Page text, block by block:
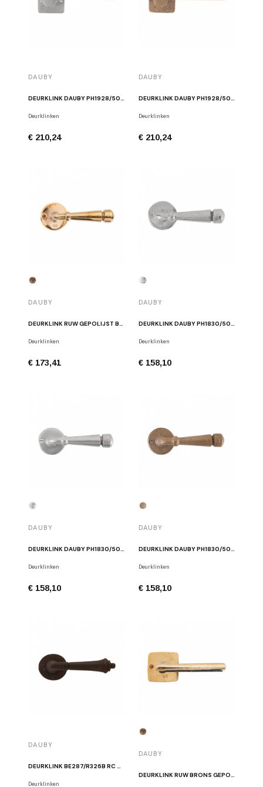
DAUBY
DEURKLINK DAUBY PH1928/50Q MAT WIT BRONS
Deurklinken
€ 210,24
DAUBY
DEURKLINK DAUBY PH1928/50Q RUW BRONS
Deurklinken
€ 210,24
DAUBY
DEURKLINK RUW GEPOLIJST BRONS DAUBY PH1830/50R RBP
Deurklinken
€ 173,41
DAUBY
DEURKLINK DAUBY PH1830/50R WIT BRONS
Deurklinken
€ 158,10
DAUBY
DEURKLINK DAUBY PH1830/50R MAT WIT BRONS
Deurklinken
€ 158,10
DAUBY
DEURKLINK DAUBY PH1830/50R RUW BRONS
Deurklinken
€ 158,10
DAUBY
Deurklinken
DAUBY